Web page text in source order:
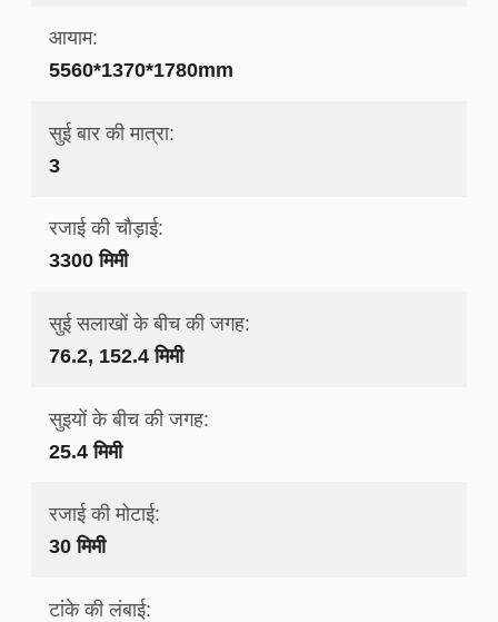
आयाम:
5560*1370*1780mm
सुई बार की मात्रा:
3
रजाई की चौड़ाई:
3300 मिमी
सुई सलाखों के बीच की जगह:
76.2, 152.4 मिमी
सुइयों के बीच की जगह:
25.4 मिमी
रजाई की मोटाई:
30 मिमी
टांके की लंबाई: